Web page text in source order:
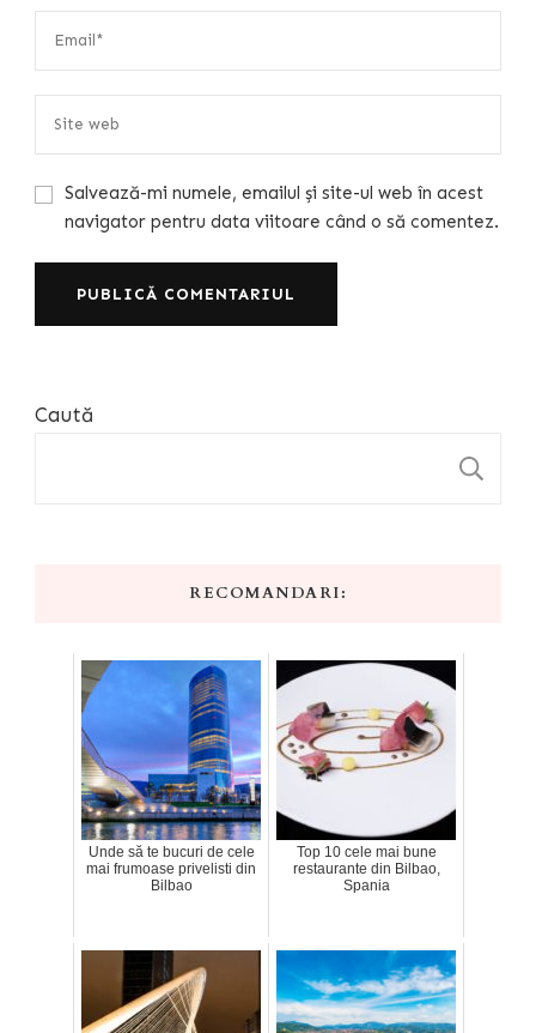
Salvează-mi numele, emailul și site-ul web în acest
navigator pentru data viitoare când o să comentez.
Caută
RECOMANDARI:
Unde să te bucuri de cele
mai frumoase privelisti din
Bilbao
Top 10 cele mai bune
restaurante din Bilbao,
Spania